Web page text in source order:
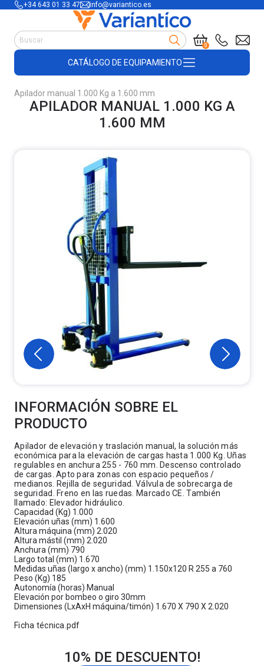
+34 643 01 33 47 info@variantico.es
0
CATÁLOGO DE EQUIPAMIENTO
Accesorios para carretillas
Útiles de almacén
Productos de plástico y madera
Encofrado
Apilador manual 1.000 Kg a 1.600 mm
APILADOR MANUAL 1.000 KG A
1.600 MM
INFORMACIÓN SOBRE EL
PRODUCTO
Apilador de elevación y traslación manual, la solución más
económica para la elevación de cargas hasta 1.000 Kg. Uñas
regulables en anchura 255 - 760 mm. Descenso controlado
de cargas. Apto para zonas con espacio pequeños /
medianos. Rejilla de seguridad. Válvula de sobrecarga de
seguridad. Freno en las ruedas. Marcado CE. También
llamado: Elevador hidráulico.
Capacidad (Kg) 1.000
Elevación uñas (mm) 1.600
Altura máquina (mm) 2.020
Altura mástil (mm) 2.020
Anchura (mm) 790
Largo total (mm) 1.670
Medidas uñas (largo x ancho) (mm) 1.150x120 R 255 a 760
Peso (Kg) 185
Autonomía (horas) Manual
Elevación por bombeo o giro 30mm
Dimensiones (LxAxH máquina/timón) 1.670 X 790 X 2.020
Ficha técnica.pdf
10% DE DESCUENTO!